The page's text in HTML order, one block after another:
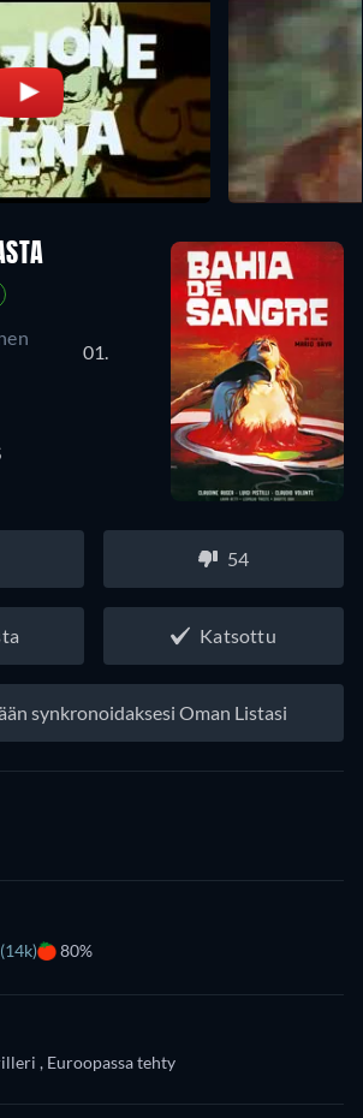
01.
54
Katsottu
synkronoidaksesi Oman Listasi
80%
, Euroopassa tehty